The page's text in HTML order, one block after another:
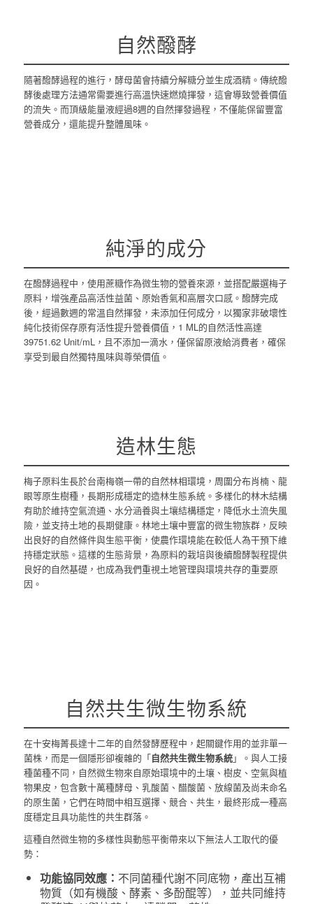
自然醱酵
隨著醱酵過程的進行，酵母菌會持續分解糖分並生成酒精。傳統醱
酵後處理方法通常需要進行高溫快速燃燒揮發，這會導致營養價值
的流失。而頂級能量液經過8週的自然揮發過程，不僅能保留豐富
營養成分，還能提升整體風味。
純淨的成分
在醱酵過程中，使用蔗糖作為微生物的營養來源，並搭配嚴選梅子
原料，增強產品高活性益菌、原始香氣和高層次口感。醱酵完成
後，經過數週的常溫自然揮發，未添加任何成分，以獨家非破壞性
純化技術保存原有活性提升營養價值， 1 ML的自然活性高達
39751.62 Unit/mL，且不添加一滴水，僅保留原液給消費者，確保
享受到最自然獨特風味與尊榮價值。
造林生態
梅子原料生長於台南梅嶺一帶的自然林相環境，周圍分布肖楠、龍
眼等原生樹種，長期形成穩定的造林生態系統。多樣化的林木結構
有助於維持空氣流通、水分涵養與土壤結構穩定，降低水土流失風
險，並支持土地的長期健康。林地土壤中豐富的微生物族群，反映
出良好的自然條件與生態平衡，使農作環境能在較低人為干預下維
持穩定狀態。這樣的生態背景，為原料的栽培與後續醱酵製程提供
良好的自然基礎，也成為我們重視土地管理與環境共存的重要原
因。
自然共生微生物系統
在十安梅菁長達十二年的自然發酵歷程中，起關鍵作用的並非單一
菌株，而是一個隱形卻複雜的「自然共生微生物系統」。與人工接
種菌種不同，自然微生物來自原始環境中的土壤、樹皮、空氣與植
物果皮，包含數十萬種酵母、乳酸菌、醋酸菌、放線菌及尚未命名
的原生菌，它們在時間中相互選擇、競合、共生，最終形成一種高
度穩定且具功能性的共生群落。
這種自然微生物的多樣性與動態平衡帶來以下無法人工取代的優
勢：
功能協同效應： 不同菌種代謝不同底物，產出互補
物質（如有機酸、酵素、多酚醌等），並共同維持